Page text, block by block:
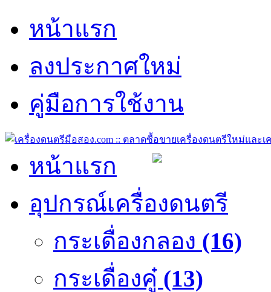
หน้าแรก
ลงประกาศใหม่
คู่มือการใช้งาน
หน้าแรก
อุปกรณ์เครื่องดนตรี
กระเดื่องกลอง (16)
กระเดื่องคู๋ (13)